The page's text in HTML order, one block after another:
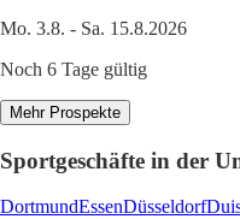
Mo. 3.8. - Sa. 15.8.2026
Noch 6 Tage gültig
Mehr Prospekte
Sportgeschäfte in der
DortmundEssenDüsseldorf